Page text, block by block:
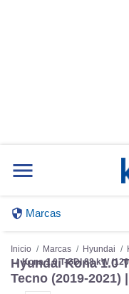
Marcas
Inicio Marcas Hyundai
Kona 1.0 T-GDI 88 kW
Hyundai Kona 1.0
Tecno (2019-2021) |